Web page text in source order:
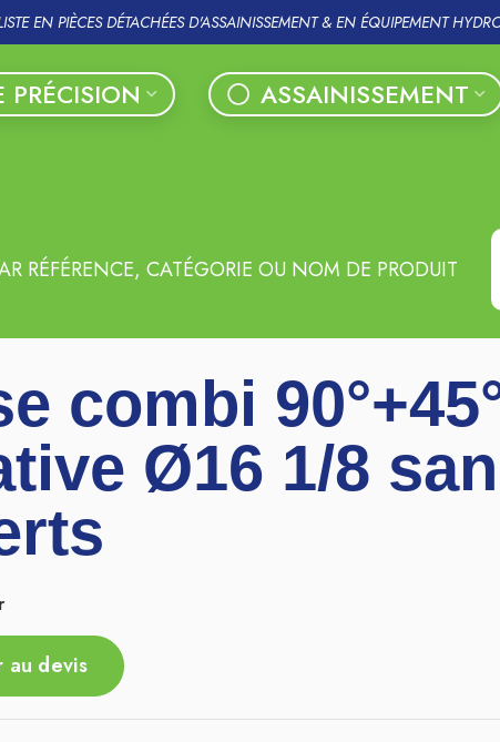
EN PIÈCES DÉTACHÉES D'ASSAINISSEMENT & EN ÉQUIPEMENT
ASSAINISSEMENT
RÉFÉRENCE, CATÉGORIE OU NOM DE PRODUIT
combi
Ø16 1/8
devis